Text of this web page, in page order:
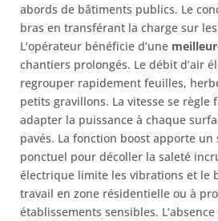
abords de bâtiments publics. Le
bras en transférant la charge sur
L’opérateur bénéficie d’une
chantiers prolongés. Le débit d’air
regrouper rapidement feuilles,
petits gravillons. La vitesse se règle
adapter la puissance à chaque
pavés. La fonction boost apporte
ponctuel pour décoller la saleté
électrique limite les vibrations et le
travail en zone résidentielle ou à
établissements sensibles.